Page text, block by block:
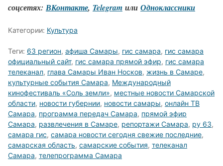
соцсетях: ВКонтакте, Telegram или Одноклассники
Категории: Культура
Теги: 63 регион, афиша Самары, гис самара, гис самара
официальный сайт, гис самара прямой эфир, гис самара
телеканал, глава Самары Иван Носков, жизнь в Самаре,
культурные события Самара, Международный
кинофестиваль «Соль земли», местные новости Самарской
области, новости губернии, новости самары, онлайн ТВ
Самара, программа передач Самара, прямой эфир
Самара, развлечения в Самаре, репортажи Самара, ру 63,
самара гис, самара новости сегодня свежие последние,
самарская область, самарские события, телеканал
Самара, телепрограмма Самара